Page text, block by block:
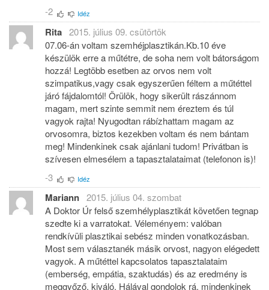
-2
Idéz
Rita 2015. július 09. csütörtök
07.06-án voltam szemhéjplasztikán.Kb.10 éve
készülök erre a műtétre, de soha nem volt bátorságom
hozzá! Legtöbb esetben az orvos nem volt
szimpatikus,vagy csak egyszerűen féltem a műtéttel
járó fájdalomtól! Örülök, hogy sikerült rászánnom
magam, mert szinte semmit nem éreztem és túl
vagyok rajta! Nyugodtan rábízhattam magam az
orvosomra, biztos kezekben voltam és nem bántam
meg! Mindenkinek csak ajánlani tudom! Privátban is
szívesen elmesélem a tapasztalataimat (telefonon is)!
-3
Idéz
Mariann 2015. július 04. szombat
A Doktor Úr felső szemhélyplasztikát követően tegnap
szedte ki a varratokat. Véleményem: valóban
rendkívüli plasztikai sebész minden vonatkozásban.
Most sem választanék másik orvost, nagyon elégedett
vagyok. A műtéttel kapcsolatos tapasztalataim
(emberség, empátia, szaktudás) és az eredmény is
meggyőző, kiváló. Hálával gondolok rá, mindenkinek